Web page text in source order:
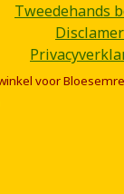
Tweedehands
Disclamer
voor